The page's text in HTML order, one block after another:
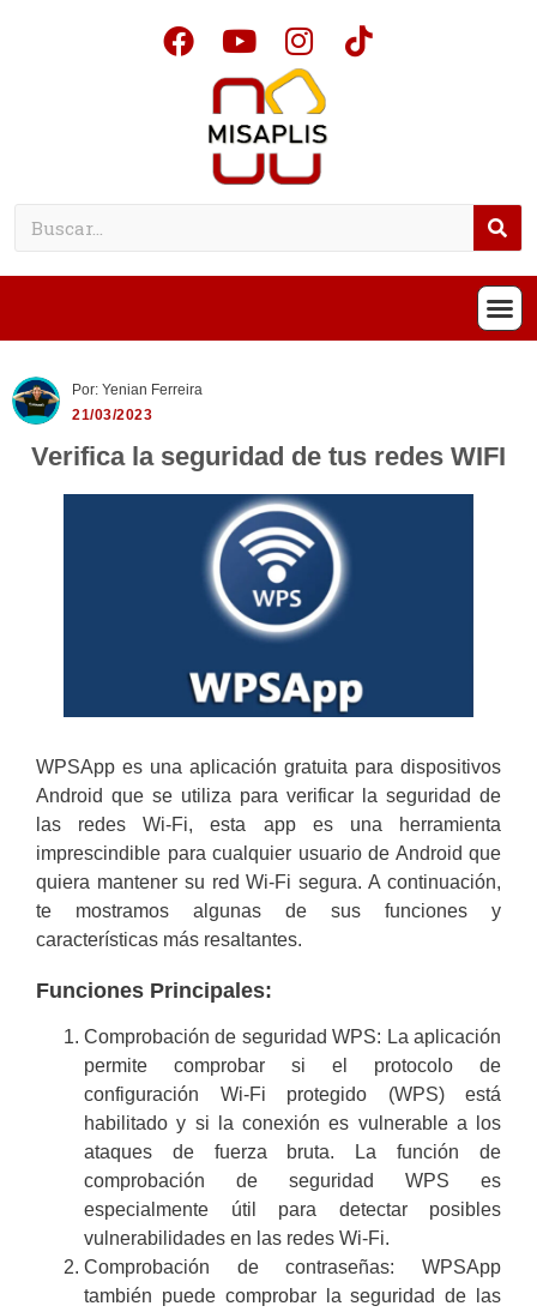
Por: Yenian Ferreira
21/03/2023
Verifica la seguridad de tus redes WIFI
WPSApp es una aplicación gratuita para dispositivos
Android que se utiliza para verificar la seguridad de
las redes Wi-Fi, esta app es una herramienta
imprescindible para cualquier usuario de Android que
quiera mantener su red Wi-Fi segura. A continuación,
te mostramos algunas de sus funciones y
características más resaltantes.
Funciones Principales:
Comprobación de seguridad WPS: La aplicación
permite comprobar si el protocolo de
configuración Wi-Fi protegido (WPS) está
habilitado y si la conexión es vulnerable a los
ataques de fuerza bruta. La función de
comprobación de seguridad WPS es
especialmente útil para detectar posibles
vulnerabilidades en las redes Wi-Fi.
Comprobación de contraseñas: WPSApp
también puede comprobar la seguridad de las